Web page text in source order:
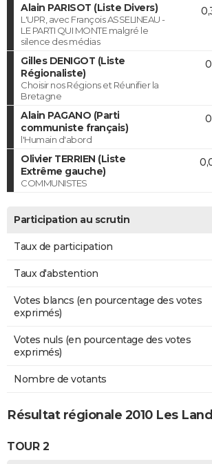
Alain PARISOT (Liste Divers)
L'UPR, avec François ASSELINEAU -
LE PARTI QUI MONTE malgré le
silence des médias
Gilles DENIGOT (Liste
Régionaliste)
Choisir nos Régions et Réunifier la
Bretagne
Alain PAGANO (Parti
communiste français)
l'Humain d'abord
Olivier TERRIEN (Liste
Extrême gauche)
COMMUNISTES
Participation au scrutin
Taux de participation
Taux d'abstention
Votes blancs (en pourcentage des votes
exprimés)
Votes nuls (en pourcentage des votes
exprimés)
Nombre de votants
Résultat régionale 2010 Les
TOUR 2